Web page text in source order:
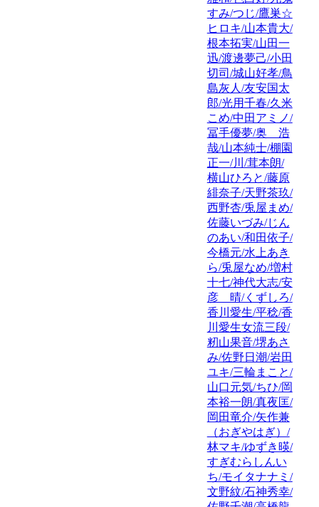
すみ/つじ/鷹巣☆
ヒロキ/山本貴大/
根本拓実/山田一
迅/渡邊夢己/小田
切司/城山好孝/鳥
島灰人/友安国太
郎/光用千春/久米
こめ/中田アミノ/
冨手優夢/奥 浩
哉/山本純士/棚園
正一/川/茸本朗/
横山ひろと/藤原
緋奈子/天野茶玖/
西野杏/兎屋まめ/
佐藤いづみ/じん
のあい/和田依子/
今橋元/水上あき
ら/兎屋なめ/増村
十七/神代大志/安
彦 晴/くずしろ/
香川愛生/平稔/香
川愛生女流三段/
籾山果音/堺あさ
み/佐野日潮/岩田
ユキ/三輪まこと/
山口元気/ちひ/岡
本裕一朗/真夜匡/
岡田竜介/矢作兼
（おぎやはぎ）/
林マキ/ゆずき暎/
すぎむらしんい
ち/モイタナナミ/
文野紋/石神秀幸/